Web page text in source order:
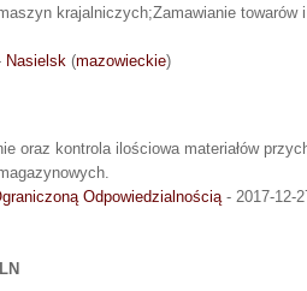
krajalniczych;Zamawianie towarów
Nasielsk (mazowieckie)
oraz kontrola ilościowa materiałów
Odpowiedzialnością- 2017-12-